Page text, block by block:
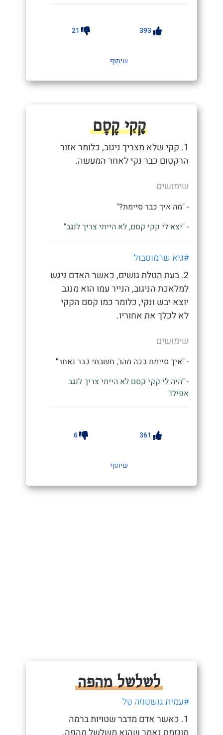
393
21
שיתוף
קָקִי קֶסֶם
1. קקי שלא מצריך ניגוב, כלומר אזור
הרקטום כבר נקי לאחר המעשה.
שימושים
- "מה איך כבר סיימת?"
- "יצא לי קקי קסם, לא הייתי צריך לנגב"
#גיא שרמוטבול
2. בעת הטלת גושים, כאשר האדם ניגש
למלאכת הניגוב, הנייר עמו הוא מנגב
יוצא יבש ונקי, כלומר כמו קסם הקקי
לא לכלך את אחוריו.
שימושים
- "איך סיימת ככה מהר, חשבתי כבר נאחר"
- "היה לי קקי קסם לא הייתי צריך לנגב
אפילו"
361
6
שיתוף
לשלשל מהפה
#עמית גושטוזה טל
1. כאשר אדם מדבר שטויות ברמה